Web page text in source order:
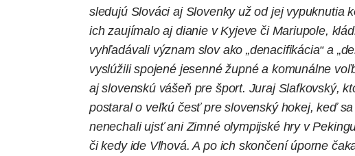
sledujú Slováci aj Slovenky už od jej vypuknutia
ich zaujímalo aj dianie v Kyjeve či Mariupole,
vyhľadávali význam slov ako „denacifikácia“ a
vyslúžili spojené jesenné župné a komunálne
aj slovenskú vášeň pre šport. Juraj Slafkovský,
postaral o veľkú česť pre slovenský hokej, keď
nenechali ujsť ani Zimné olympijské hry v
či kedy ide Vlhová. A po ich skončení úporne